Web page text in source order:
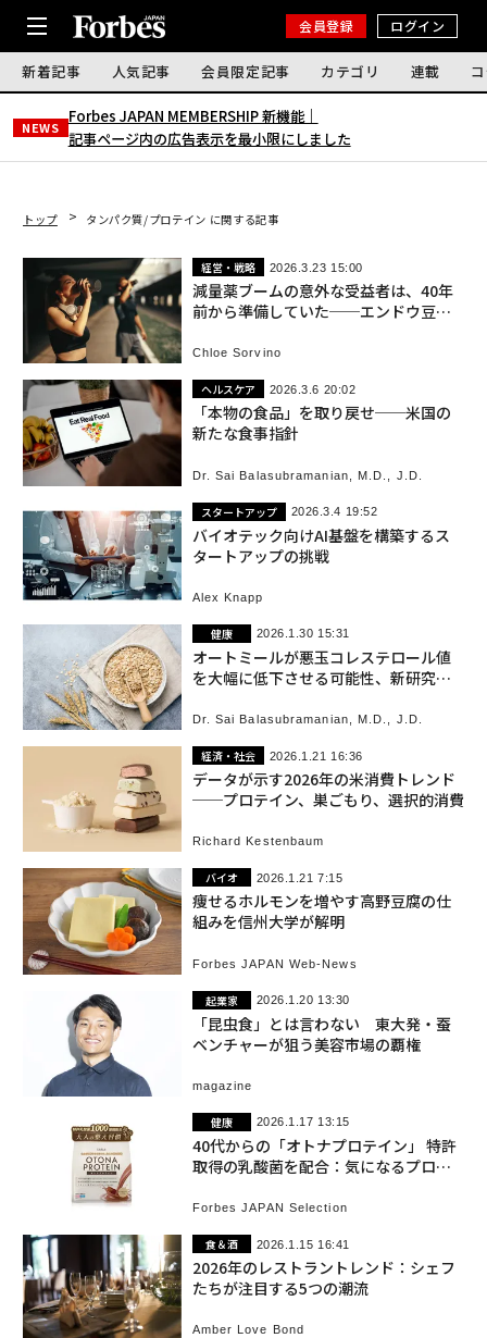
会員登録 ログイン
新着記事 人気記事 会員限定記事 カテゴリ 連載
NEWS
Forbes JAPAN MEMBERSHIP 新機能｜
記事ページ内の広告表示を最小限にしました
トップ タンパク質/プロテイン に関する記事
経営・戦略 2026.3.23 15:00
減量薬ブームの意外な受益者は、40年
前から準備していた──エンドウ豆プ
Chloe Sorvino
ヘルスケア 2026.3.6 20:02
「本物の食品」を取り戻せ──米国の
新たな食事指針
Dr. Sai Balasubramanian, M.D., J.D.
スタートアップ 2026.3.4 19:52
バイオテック向けAI基盤を構築するス
タートアップの挑戦
Alex Knapp
健康 2026.1.30 15:31
オートミールが悪玉コレステロール値
を大幅に低下させる可能性、新研究で
Dr. Sai Balasubramanian, M.D., J.D.
経済・社会 2026.1.21 16:36
データが示す2026年の米消費トレンド
──プロテイン、巣ごもり、選択的消費
Richard Kestenbaum
バイオ 2026.1.21 7:15
痩せるホルモンを増やす高野豆腐の仕
組みを信州大学が解明
Forbes JAPAN Web-News
起業家 2026.1.20 13:30
「昆虫食」とは言わない 東大発・蚕
ベンチャーが狙う美容市場の覇権
magazine
健康 2026.1.17 13:15
40代からの「オトナプロテイン」 特許
取得の乳酸菌を配合：気になるプロダ
Forbes JAPAN Selection
食＆酒 2026.1.15 16:41
2026年のレストラントレンド：シェフ
たちが注目する5つの潮流
Amber Love Bond